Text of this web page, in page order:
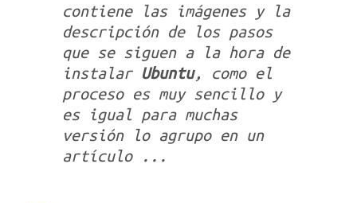
contiene las imágenes y la
descripción de los pasos
que se siguen a la hora de
instalar Ubuntu, como el
proceso es muy sencillo y
es igual para muchas
versión lo agrupo en un
artículo ...